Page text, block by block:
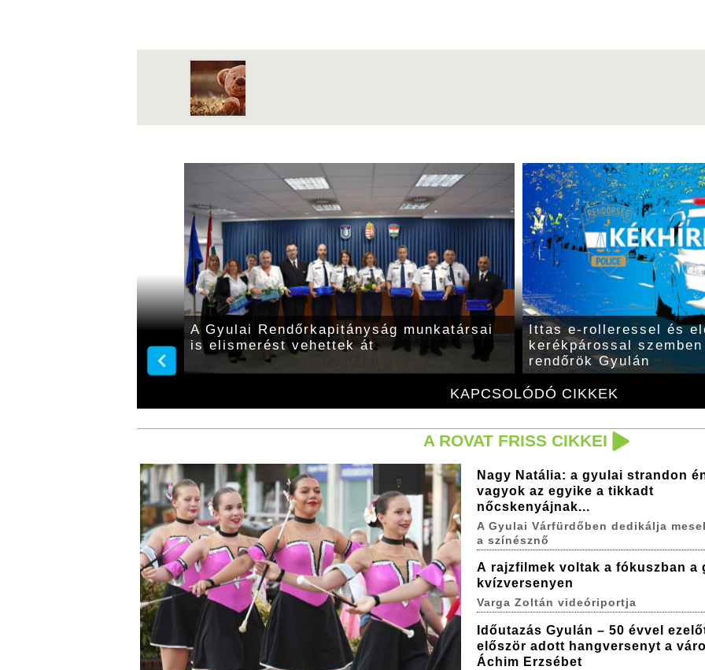
KAPCSOLÓDÓ CIKKEK
A Gyulai Rendőrkapitányság munkatársai
is elismerést vehettek át
Ittas e-rolleressel és
kerékpárossal
rendőrök Gyulán
A ROVAT FRISS CIKKEI
Nagy Natália: a gyulai strandon
vagyok az egyike a tikkadt
nőcskenyájnak...
A Gyulai Várfürdőben dedikálja
a színésznő
A rajzfilmek voltak a fókuszban a
kvízversenyen
Varga Zoltán videóriportja
Időutazás Gyulán – 50 évvel
először adott hangversenyt a
Áchim Erzsébet